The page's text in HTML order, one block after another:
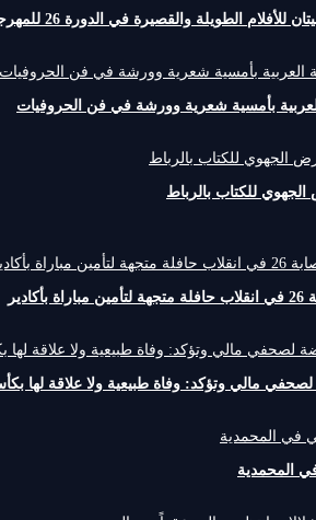
في الدورة 26 للمهرجان الدولي للسينما الإفريقية
بأمسية شعرية وورشة في فن الحروفيات
للكتاب بالرباط
لصحفي مالي وتؤكد: وفاة طبيعية ولا علاقة لها
المحمدية